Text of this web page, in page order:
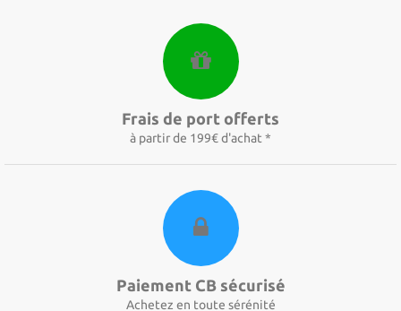
Frais de port offerts
à partir de 199€ d'achat *
Paiement CB sécurisé
Achetez en toute sérénité